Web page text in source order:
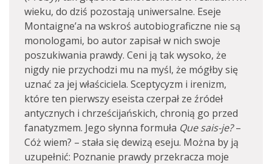
wieku, do dziś pozostają uniwersalne. Eseje
Montaigne’a na wskroś autobiograficzne nie są
monologami, bo autor zapisał w nich swoje
poszukiwania prawdy. Ceni ją tak wysoko, że
nigdy nie przychodzi mu na myśl, że mógłby się
uznać za jej właściciela. Sceptycyzm i irenizm,
które ten pierwszy eseista czerpał ze źródeł
antycznych i chrześcijańskich, chronią go przed
fanatyzmem. Jego słynna formuła Que sais-je?–
Cóż wiem? – stała się dewizą eseju. Można by ją
uzupełnić: Poznanie prawdy przekracza moje